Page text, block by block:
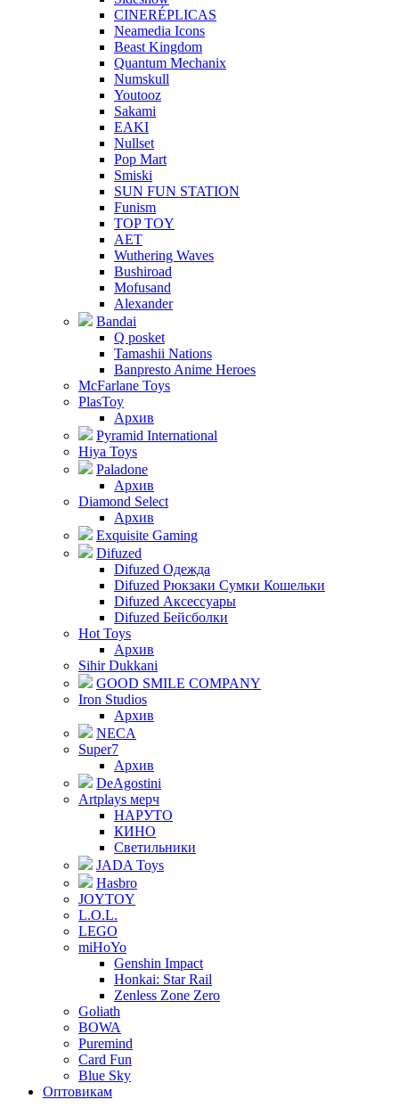
CINERÉPLICAS
Neamedia Icons
Beast Kingdom
Quantum Mechanix
Numskull
Youtooz
Sakami
EAKI
Nullset
Pop Mart
Smiski
SUN FUN STATION
Funism
TOP TOY
AET
Wuthering Waves
Bushiroad
Mofusand
Alexander
Bandai
Q posket
Tamashii Nations
Banpresto Anime Heroes
McFarlane Toys
PlasToy
Архив
Pyramid International
Hiya Toys
Paladone
Архив
Diamond Select
Архив
Exquisite Gaming
Difuzed
Difuzed Одежда
Difuzed Рюкзаки Сумки Кошельки
Difuzed Аксессуары
Difuzed Бейсболки
Hot Toys
Архив
Sihir Dukkani
GOOD SMILE COMPANY
Iron Studios
Архив
NECA
Super7
Архив
DeAgostini
Artplays мерч
НАРУТО
КИНО
Светильники
JADA Toys
Hasbro
JOYTOY
L.O.L.
LEGO
miHoYo
Genshin Impact
Honkai: Star Rail
Zenless Zone Zero
Goliath
BOWA
Puremind
Card Fun
Blue Sky
Оптовикам